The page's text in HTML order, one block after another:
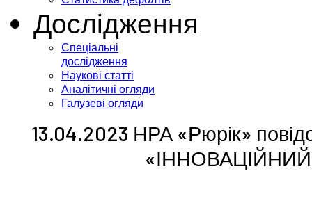
Дослідження
Спеціальні
дослідження
Наукові статті
Аналітичні огляди
Галузеві огляди
13.04.2023 НРА «Рюрік»